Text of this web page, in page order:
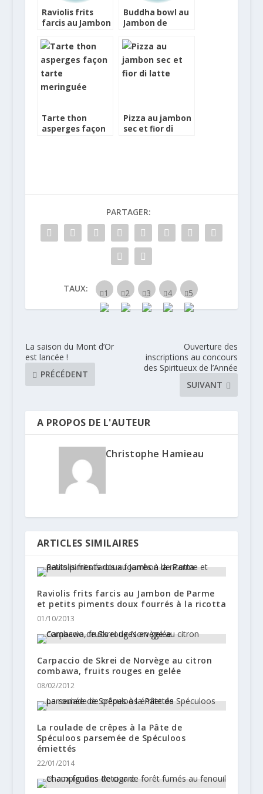
Raviolis frits
farcis au Jambon
petits piments
doux fourrés à la
ricotta
Buddha bowl au
Jambon de
Tarte thon
asperges façon
Pizza au jambon
sec et fior di
PARTAGER:
TAUX:
La saison du Mont d’Or
est lancée !
PRÉCÉDENT
Ouverture des
inscriptions au concours
des Spiritueux de l’Année
SUIVANT
A PROPOS DE L'AUTEUR
Christophe Hamieau
ARTICLES SIMILAIRES
Raviolis frits farcis au Jambon de Parme
et petits piments doux fourrés à la ricotta
01/10/2013
Carpaccio de Skrei de Norvège au citron
combawa, fruits rouges en gelée
08/02/2012
La roulade de crêpes à la Pâte de
Spéculoos parsemée de Spéculoos
émiettés
22/01/2014